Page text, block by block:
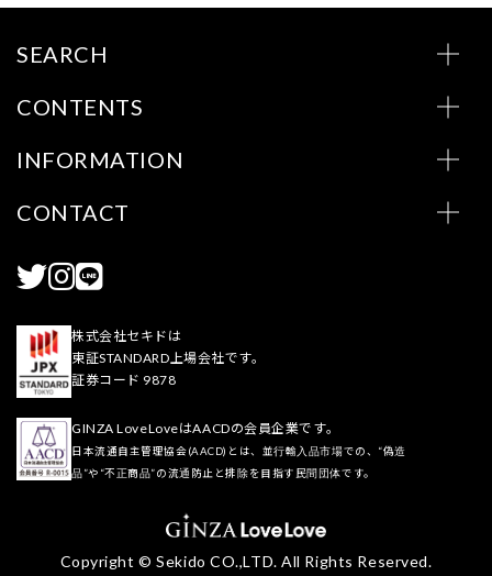
SEARCH
CONTENTS
INFORMATION
CONTACT
株式会社セキドは
東証STANDARD上場会社です。
証券コード 9878
GINZA LoveLoveはAACDの会員企業です。
日本流通自主管理協会(AACD)とは、並行輸入品市場での、“偽造
品”や“不正商品”の流通防止と排除を目指す民間団体です。
Copyright © Sekido CO.,LTD. All Rights Reserved.